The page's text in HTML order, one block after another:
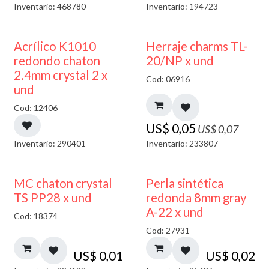
Inventario: 468780 Inventario: 194723
50% DESCUENTO
Acrílico K1010
redondo chaton
2.4mm crystal 2 x
und
Cod: 12406
Inventario: 290401
40% DESCUENTO
Herraje charms TL-
20/NP x und
Cod: 06916
US$ 0,05US$0,07
Inventario: 233807
MC chaton crystal
TS PP28 x und
Cod: 18374
US$ 0,01
Perla sintética
redonda 8mm gray
A-22 x und
Cod: 27931
US$ 0,02